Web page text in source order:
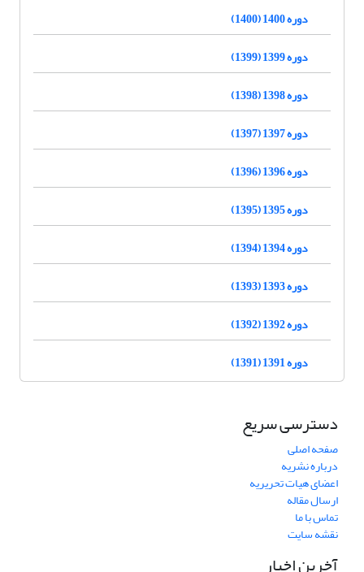
دوره 1400 (1400)
دوره 1399 (1399)
دوره 1398 (1398)
دوره 1397 (1397)
دوره 1396 (1396)
دوره 1395 (1395)
دوره 1394 (1394)
دوره 1393 (1393)
دوره 1392 (1392)
دوره 1391 (1391)
دسترسی سریع
صفحه اصلی
درباره نشریه
اعضای هیات تحریریه
ارسال مقاله
تماس با ما
نقشه سایت
آخرین اخبار